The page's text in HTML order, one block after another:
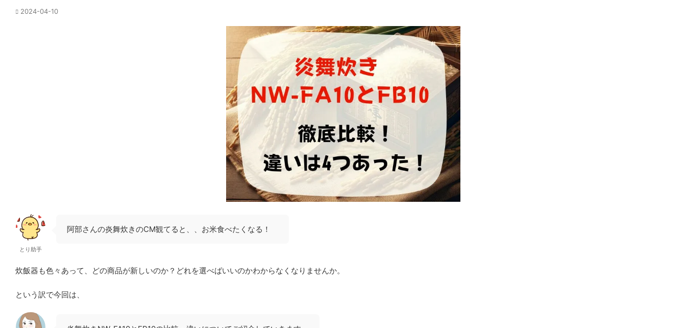
2024-04-10
とり助手
阿部さんの炎舞炊きのCM観てると、、お米食べたくなる！
炊飯器も色々あって、どの商品が新しいのか？どれを選べばいいのかわからなくなりませんか。
という訳で今回は、